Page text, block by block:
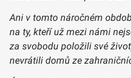
Ani v tomto náročném
na ty, kteří už mezi námi
za svobodu položili své
nevrátili domů ze